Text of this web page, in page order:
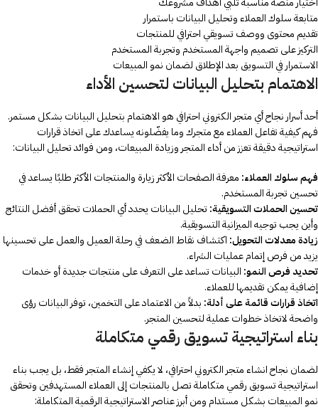
متابعة سلوك العملاء وتحليل البيانات باستمرار
تقديم محتوى ووصف تسويقي احترافي للمنتجات
التركيز على تصميم واجهة المستخدم وتجربة المستخدم
الاستمرار في التسويق بعد الإطلاق لضمان نمو المبيعات
الاهتمام بتحليل البيانات لتحسين الأداء
أحد أسرار نجاح أي متجر الكتروني احترافي هو الاهتمام بتحليل البيانات بشكل مستمر.
فهم كيفية تفاعل العملاء مع متجرك وما يفضّلونه يساعدك على اتخاذ قرارات
استراتيجية دقيقة تعزز من أداء المتجر وزيادة المبيعات، ومن فوائد تحليل البيانات:
فهم سلوك العملاء: معرفة الصفحات الأكثر زيارة والمنتجات الأكثر طلبًا يساعد في
تحسين تجربة المستخدم.
تحسين الحملات التسويقية: تحليل البيانات يحدد أي الحملات تحقق أفضل النتائج
وأين يجب توجيه الميزانية التسويقية.
زيادة معدلات التحويل: اكتشاف نقاط الضعف في رحلة العميل والعمل على تحسينها
يزيد من فرص إتمام عمليات الشراء.
تحديد فرص النمو: البيانات تساعد على التعرف على منتجات جديدة أو خدمات
إضافية يمكن تقديمها للعملاء.
اتخاذ قرارات قائمة على أدلة: بدلاً من الاعتماد على التخمين، توفر البيانات رؤى
واضحة لاتخاذ خطوات عملية لتحسين المتجر.
بناء استراتيجية تسويق رقمي متكاملة
لضمان نجاح انشاء متجر الكتروني احترافي، لا يكفي إنشاء المتجر فقط، بل يجب بناء
استراتيجية تسويق رقمي متكاملة تصل بالمنتجات إلى العملاء المستهدفين وتحقق
نمو المبيعات بشكل مستدام ومن أبرز عناصر الاستراتيجية الرقمية المتكاملة: